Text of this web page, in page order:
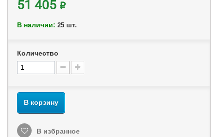
51 405 ₽
В наличии: 25 шт.
Количество
В корзину
В избранное